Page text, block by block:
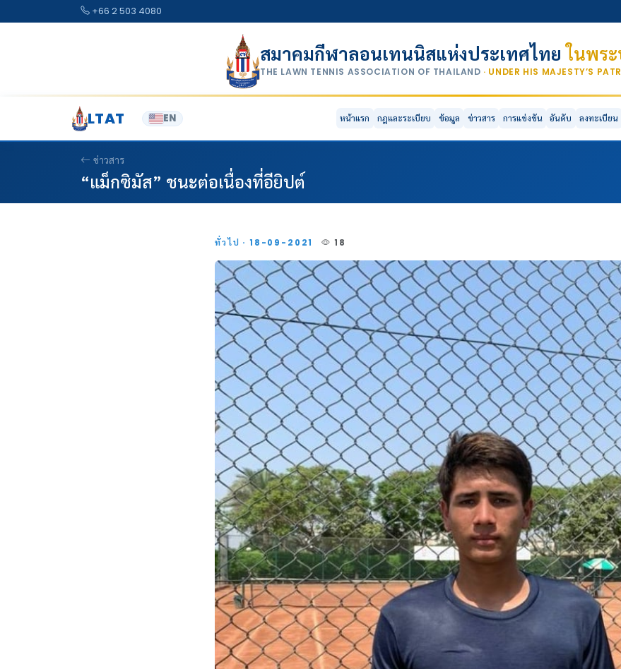
+66 2 503 4080
สมาคมกีฬาลอนเทนนิสแห่งประเทศไทยในพร
THE LAWN TENNIS ASSOCIATION OF THAILAND · UNDER HIS MAJESTY’S
LTAT EN หน้าแรก กฎและระเบียบ ข้อมูล ข่าวสาร การแข่งขัน อันดับ ลงทะเบียน
ข่าวสาร
“แม็กซิมัส” ชนะต่อเนื่องที่อียิปต์
ทั่วไป · 18-09-2021 18